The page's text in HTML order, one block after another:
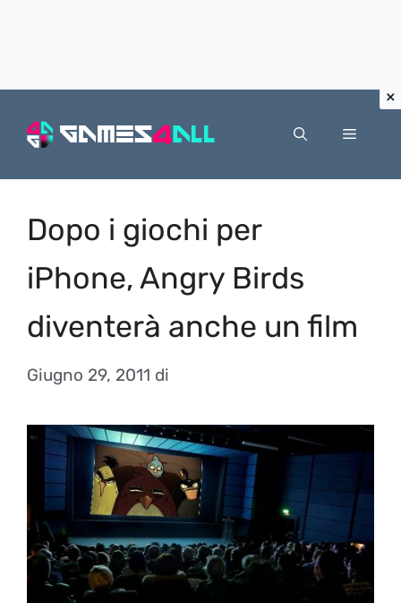
Menu
Dopo i giochi per
iPhone, Angry Birds
diventerà anche un film
Giugno 29, 2011 di